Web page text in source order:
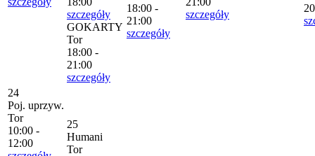
szczegóły
GOKARTY
Tor
18:00 -
21:00
szczegóły
18:00 -
21:00
szczegóły
szczegóły
24
Poj. uprzyw.
Tor
10:00 -
12:00
25
Humani
Tor